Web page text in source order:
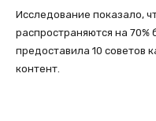
Исследование показало,
распространяются на 70%
предоставила 10 советов
контент.